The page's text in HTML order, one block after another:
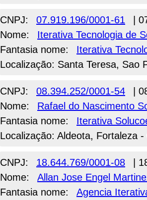
CNPJ: 07.919.196/0001-61
|
Nome:
Iterativa Tecnologia de
Fantasia nome:
Iterativa
Localização: Santa Teresa, Sao
CNPJ: 08.394.252/0001-54
|
Nome:
Rafael do Nascimento
Fantasia nome:
Iterativa
Localização: Aldeota, Fortaleza -
CNPJ: 18.644.769/0001-08
|
Nome:
Allan Jose Engel
Fantasia nome:
Agencia